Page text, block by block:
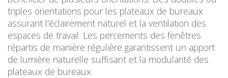
triples orientations pour les plateaux de bureaux
assurant l’éclairement naturel et la ventilation des
espaces de travail. Les percements des fenêtres
répartis de manière régulière garantissent un apport
de lumière naturelle suffisant et la modularité des
plateaux de bureaux.